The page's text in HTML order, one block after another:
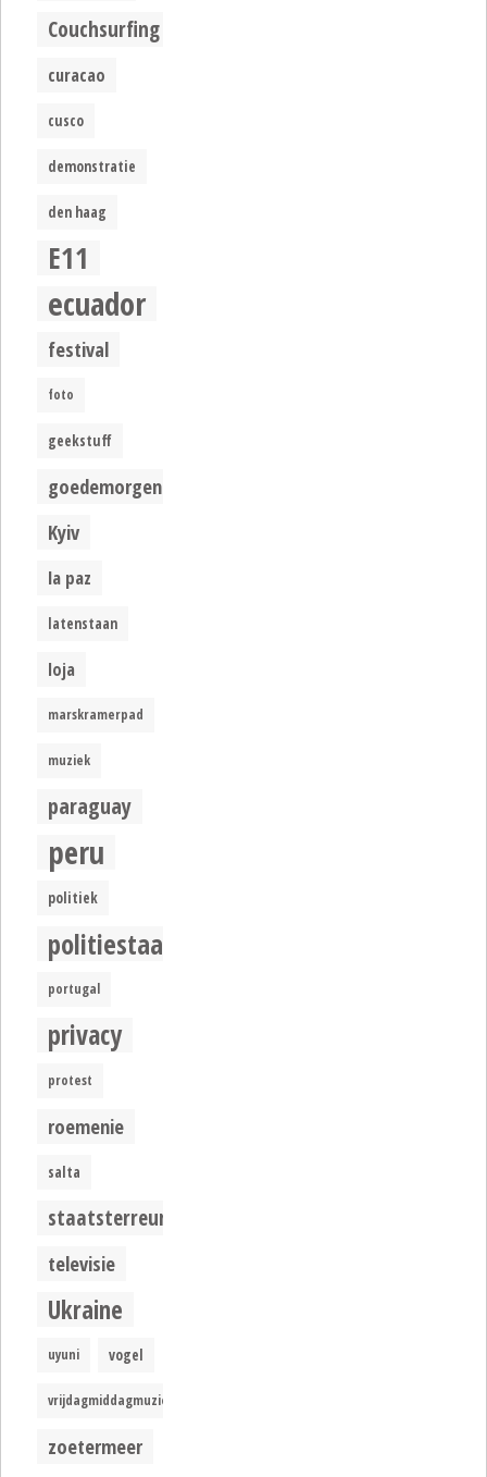
Couchsurfing
curacao
cusco
demonstratie
den haag
E11
ecuador
festival
foto
geekstuff
goedemorgen
Kyiv
la paz
latenstaan
loja
marskramerpad
muziek
paraguay
peru
politiek
politiestaat
portugal
privacy
protest
roemenie
salta
staatsterreur
televisie
Ukraine
uyuni vogel
vrijdagmiddagmuziek
zoetermeer